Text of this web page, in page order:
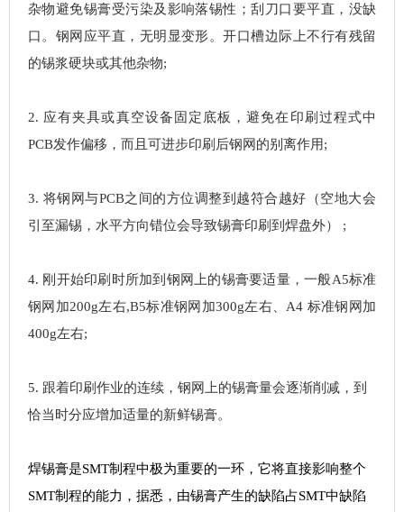
杂物避免锡膏受污染及影响落锡性；刮刀口要平直，没缺
口。钢网应平直，无明显变形。开口槽边际上不行有残留
的锡浆硬块或其他杂物;
2. 应有夹具或真空设备固定底板，避免在印刷过程式中
PCB发作偏移，而且可进步印刷后钢网的别离作用;
3. 将钢网与PCB之间的方位调整到越符合越好（空地大会
引至漏锡，水平方向错位会导致锡膏印刷到焊盘外） ;
4. 刚开始印刷时所加到钢网上的锡膏要适量，一般A5标准
钢网加200g左右,B5标准钢网加300g左右、A4 标准钢网加
400g左右;
5. 跟着印刷作业的连续，钢网上的锡膏量会逐渐削减，到
恰当时分应增加适量的新鲜锡膏。
焊锡膏是SMT制程中极为重要的一环，它将直接影响整个
SMT制程的能力，据悉，由锡膏产生的缺陷占SMT中缺陷